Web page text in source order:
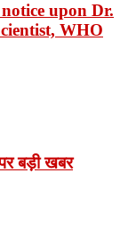
upon Dr.
WHO
बड़ी खबर